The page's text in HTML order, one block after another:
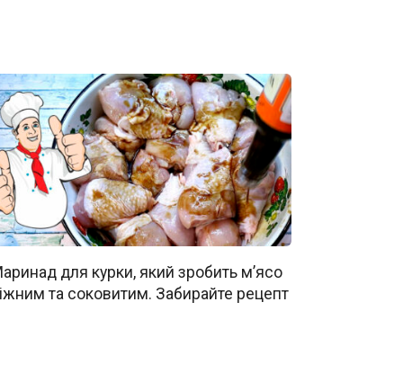
для курки, який зробить м’ясо
та соковитим. Забирайте рецепт